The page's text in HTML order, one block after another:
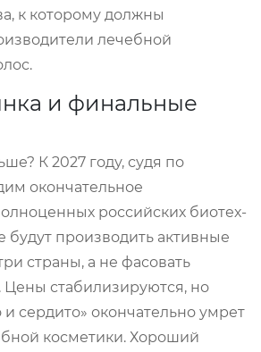
к которому должны
лечебной
и финальные
К 2027 году, судя по
окончательное
российских биотех-
будут производить активные
страны, а не фасовать
Цены стабилизируются, но
сердито» окончательно умрет
косметики. Хороший